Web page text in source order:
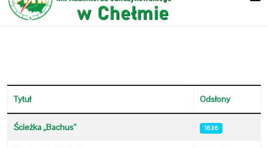
Spis artykułów
Tytuł Odsłony
Ścieżka „Bachus” 1636